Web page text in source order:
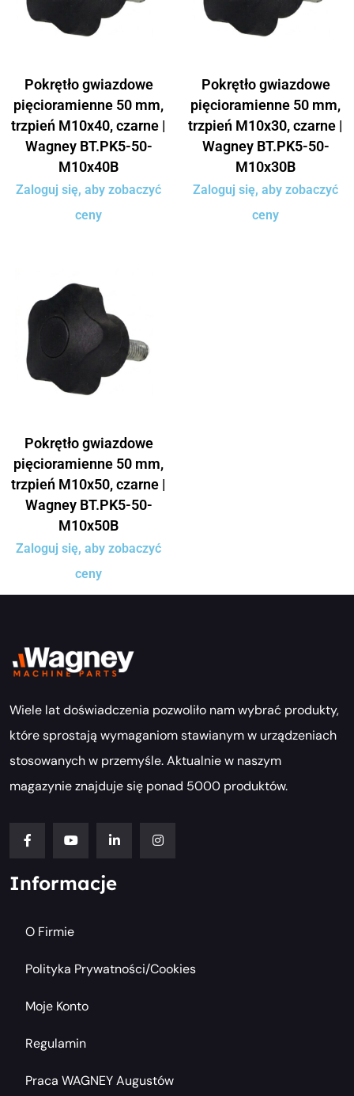
Pokrętło gwiazdowe
pięcioramienne 50 mm,
trzpień M10x40, czarne |
Wagney BT.PK5-50-
M10x40B
Zaloguj się, aby zobaczyć
ceny
Pokrętło gwiazdowe
pięcioramienne 50 mm,
trzpień M10x30, czarne |
Wagney BT.PK5-50-
M10x30B
Zaloguj się, aby zobaczyć
ceny
Pokrętło gwiazdowe
pięcioramienne 50 mm,
trzpień M10x50, czarne |
Wagney BT.PK5-50-
M10x50B
Zaloguj się, aby zobaczyć
ceny
Wiele lat doświadczenia pozwoliło nam wybrać produkty,
które sprostają wymaganiom stawianym w urządzeniach
stosowanych w przemyśle. Aktualnie w naszym
magazynie znajduje się ponad 5000 produktów.
Informacje
O Firmie
Polityka Prywatności/cookies
Moje Konto
Regulamin
Praca WAGNEY Augustów